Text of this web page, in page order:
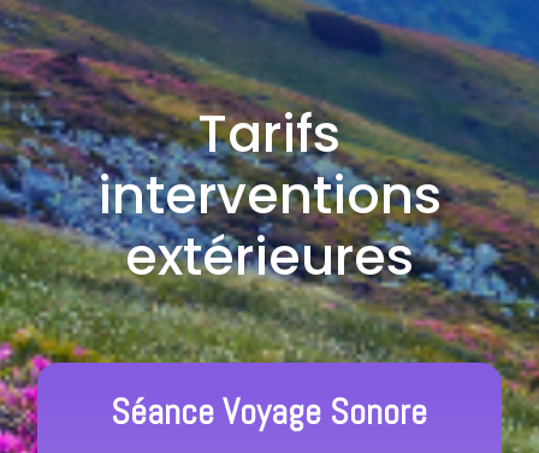
Tarifs
interventions
extérieures
Séance Voyage Sonore